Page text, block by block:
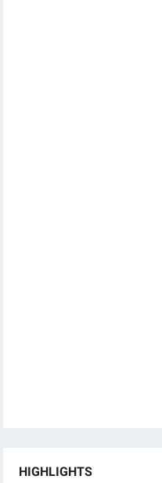
HIGHLIGHTS